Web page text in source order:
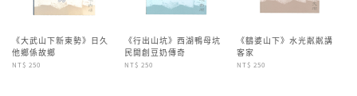
《大武山下新東勢》日久
他鄉係故鄉
NT$ 250
《行出山坑》西湖鴨母坑
民開創豆奶傳奇
NT$ 250
《鷂婆山下》水光粼粼講
客家
NT$ 250